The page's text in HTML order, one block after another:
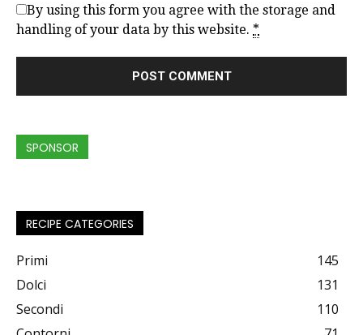
By using this form you agree with the storage and
handling of your data by this website. *
SPONSOR
RECIPE CATEGORIES
Primi
145
Dolci
131
Secondi
110